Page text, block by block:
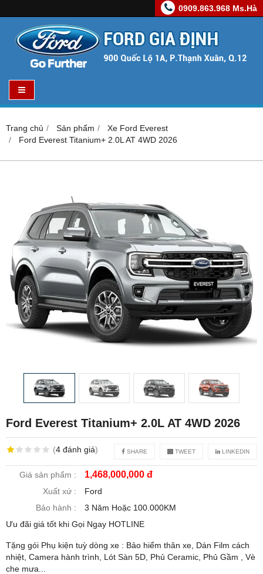
0909.863.968 Ms.Hà
Trang chủ Sản phẩm
Xe Ford Everest
Ford Everest Titanium+ 2.0L AT 4WD 2026
Ford Everest Titanium+ 2.0L AT 4WD 2026
(4 đánh giá) SHARE TWEET LINKEDIN
Giá sản phẩm : 1,468,000,000 đ
Xuất xứ :
Ford
Bảo hành :
3 Năm Hoặc 100.000KM
Ưu đãi giá tốt khi Gọi Ngay HOTLINE
Tặng gói Phụ kiện tuỳ dòng xe : Bảo hiểm thân xe, Dán Film cách
nhiệt, Camera hành trình, Lót Sàn 5D, Phủ Ceramic, Phủ Gầm , Vè
che mưa...